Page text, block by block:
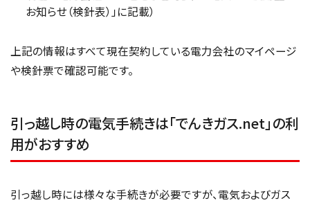
お知らせ（検針表）」に記載）
上記の情報はすべて現在契約している電力会社のマイページ
や検針票で確認可能です。
引っ越し時の電気手続きは「でんきガス.net」の利
用がおすすめ
引っ越し時には様々な手続きが必要ですが、電気およびガス